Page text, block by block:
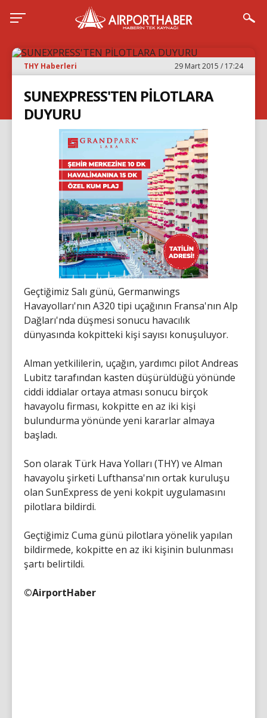
THY Haberleri 29 Mart 2015 / 17:24
SUNEXPRESS'TEN PİLOTLARA
DUYURU
Geçtiğimiz Salı günü, Germanwings
Havayolları'nın A320 tipi uçağının Fransa'nın Alp
Dağları'nda düşmesi sonucu havacılık
dünyasında kokpitteki kişi sayısı konuşuluyor.
Alman yetkililerin, uçağın, yardımcı pilot Andreas
Lubitz tarafından kasten düşürüldüğü yönünde
ciddi iddialar ortaya atması sonucu birçok
havayolu firması, kokpitte en az iki kişi
bulundurma yönünde yeni kararlar almaya
başladı.
Son olarak Türk Hava Yolları (THY) ve Alman
havayolu şirketi Lufthansa'nın ortak kuruluşu
olan SunExpress de yeni kokpit uygulamasını
pilotlara bildirdi.
Geçtiğimiz Cuma günü pilotlara yönelik yapılan
bildirmede, kokpitte en az iki kişinin bulunması
şartı belirtildi.
©AirportHaber